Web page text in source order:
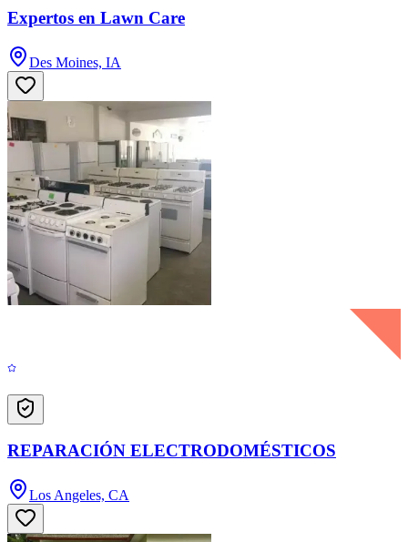
Expertos en Lawn Care
Des Moines, IA
REPARACIÓN ELECTRODOMÉSTICOS
Los Angeles, CA